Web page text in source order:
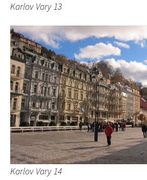
Karlov Vary 13
Karlov Vary 14